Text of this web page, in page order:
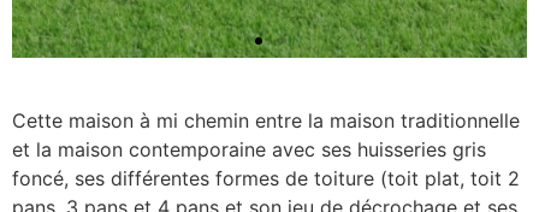
Cette maison à mi chemin entre la maison traditionnelle
et la maison contemporaine avec ses huisseries gris
foncé, ses différentes formes de toiture (toit plat, toit 2